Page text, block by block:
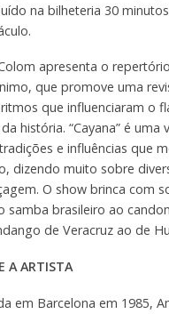
na bilheteria 30
apresenta o
que promove uma
que influenciaram o
história. “Cayana” é uma
e influências que
dizendo muito sobre
O show brinca com
samba brasileiro ao
de Veracruz ao de
A ARTISTA
em Barcelona em 1985,